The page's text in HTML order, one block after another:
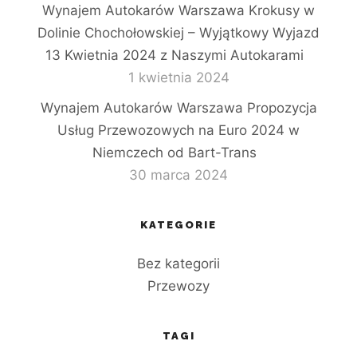
Wynajem Autokarów Warszawa Krokusy w
Dolinie Chochołowskiej – Wyjątkowy Wyjazd
13 Kwietnia 2024 z Naszymi Autokarami
1 kwietnia 2024
Wynajem Autokarów Warszawa Propozycja
Usług Przewozowych na Euro 2024 w
Niemczech od Bart-Trans
30 marca 2024
KATEGORIE
Bez kategorii
Przewozy
TAGI